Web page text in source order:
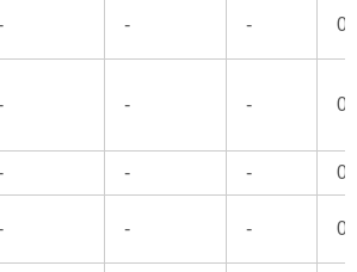
- - 0
- - 0
- - 0
- - 0